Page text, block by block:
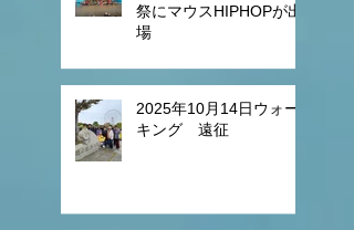
祭にマウスHIPHOPが出
場
2025年10月14日ウォー
キング 遠征